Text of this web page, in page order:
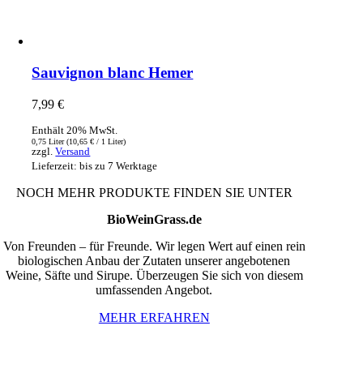
Sauvignon blanc Hemer
7,99€
Enthält 20% MwSt.
0,75 Liter (10,65€ / 1 Liter)
zzgl.Versand
Lieferzeit: bis zu 7 Werktage
NOCH MEHR PRODUKTE FINDEN SIE UNTER
BioWeinGrass.de
Von Freunden – für Freunde. Wir legen Wert auf einen rein
biologischen Anbau der Zutaten unserer angebotenen
Weine, Säfte und Sirupe. Überzeugen Sie sich von diesem
umfassenden Angebot.
MEHR ERFAHREN